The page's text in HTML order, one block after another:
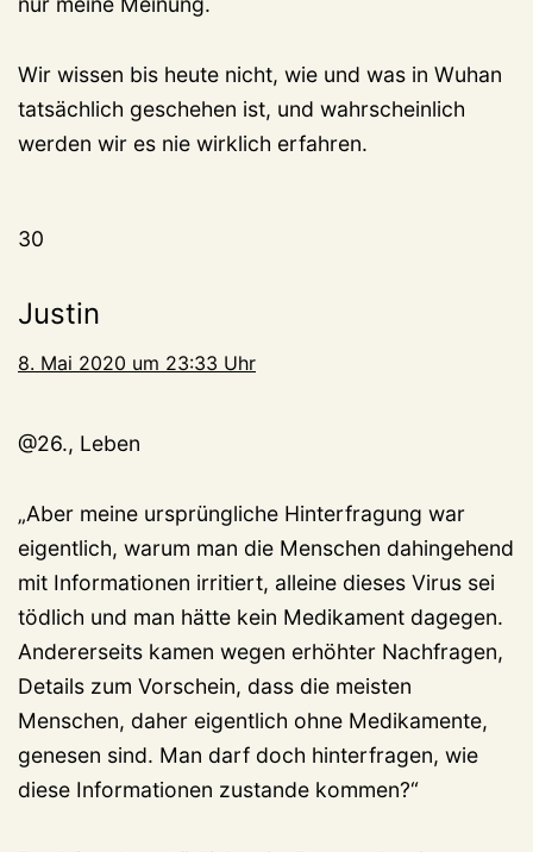
Wir wissen bis heute nicht, wie und was in Wuhan
tatsächlich geschehen ist, und wahrscheinlich
werden wir es nie wirklich erfahren.
30
Justin
8. Mai 2020 um 23:33 Uhr
@26., Leben
„Aber meine ursprüngliche Hinterfragung war
eigentlich, warum man die Menschen dahingehend
mit Informationen irritiert, alleine dieses Virus sei
tödlich und man hätte kein Medikament dagegen.
Andererseits kamen wegen erhöhter Nachfragen,
Details zum Vorschein, dass die meisten
Menschen, daher eigentlich ohne Medikamente,
genesen sind. Man darf doch hinterfragen, wie
diese Informationen zustande kommen?“